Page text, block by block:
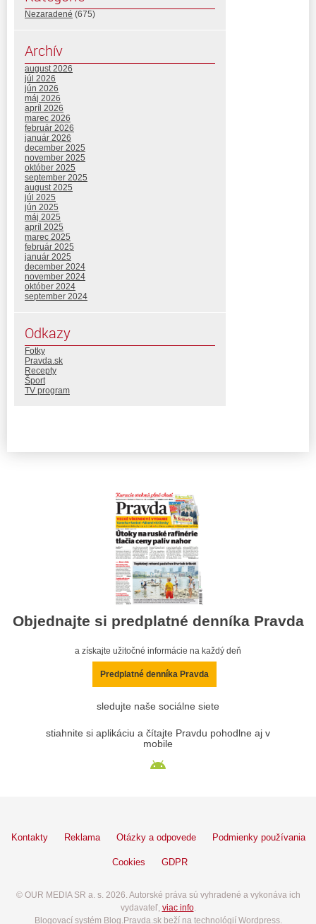
Nezaradené (675)
Archív
august 2026
júl 2026
jún 2026
máj 2026
apríl 2026
marec 2026
február 2026
január 2026
december 2025
november 2025
október 2025
september 2025
august 2025
júl 2025
jún 2025
máj 2025
apríl 2025
marec 2025
február 2025
január 2025
december 2024
november 2024
október 2024
september 2024
Odkazy
Fotky
Pravda.sk
Recepty
Šport
TV program
Objednajte si predplatné denníka Pravda
a získajte užitočné informácie na každý deň
Predplatné denníka Pravda
sledujte naše sociálne siete
stiahnite si aplikáciu a čítajte Pravdu pohodlne aj v
mobile
Kontakty Reklama Otázky a odpovede Podmienky používania
Cookies GDPR
© OUR MEDIA SR a. s. 2026. Autorské práva sú vyhradené a vykonáva ich
vydavateľ, viac info.
Blogovací systém Blog.Pravda.sk beží na technológií Wordpress.